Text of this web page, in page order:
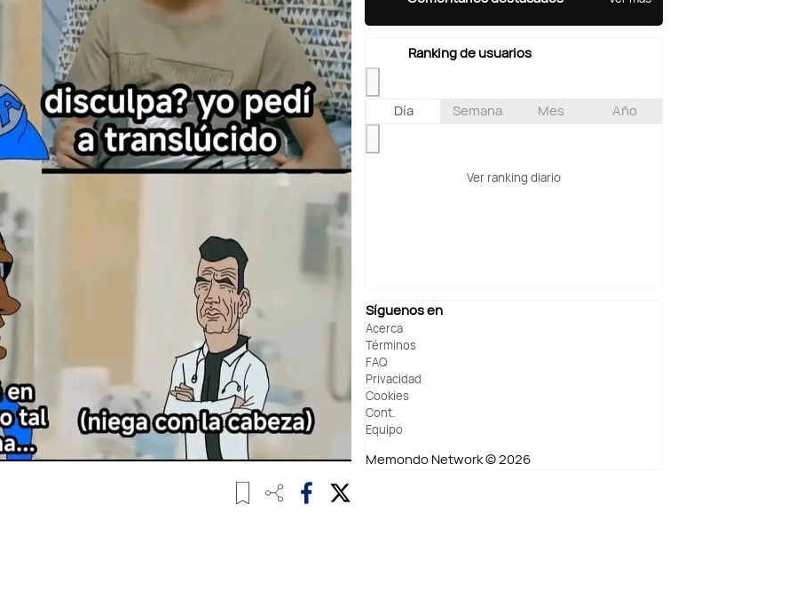
Ranking de usuarios
Día Semana Mes Año
Ver ranking diario
Síguenos en
Acerca
Términos
FAQ
Privacidad
Cookies
Cont.
Equipo
Memondo Network © 2026